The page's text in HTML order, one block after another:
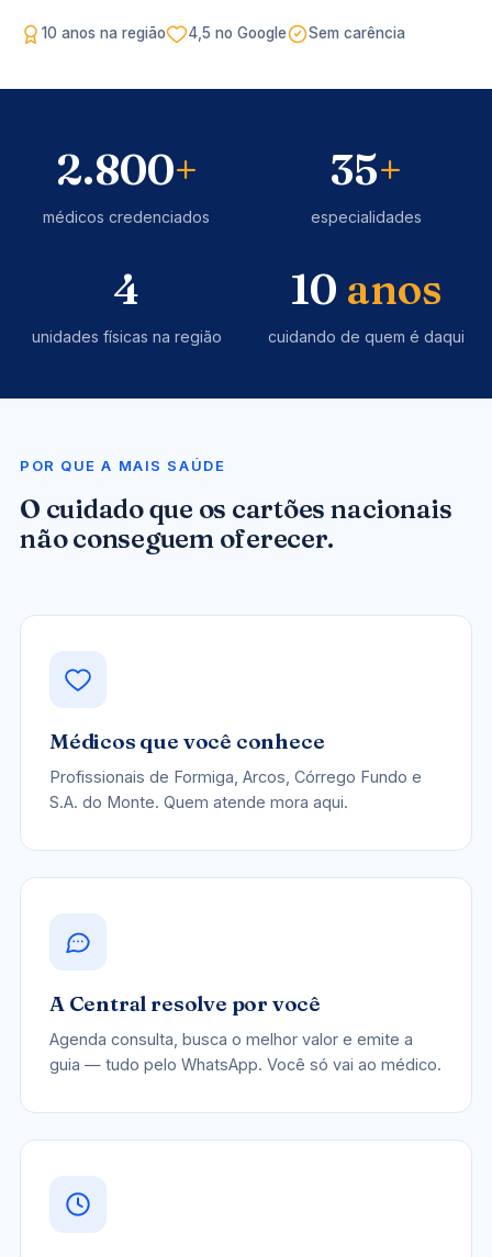
10 anos na região 4,5 no Google Sem carência
Central Mais Saúde · resposta em 5 min
2.800+
médicos credenciados
35+
especialidades
4
unidades físicas na região
10 anos
cuidando de quem é daqui
POR QUE A MAIS SAÚDE
O cuidado que os cartões nacionais
não conseguem oferecer.
Médicos que você conhece
Profissionais de Formiga, Arcos, Córrego Fundo e
S.A. do Monte. Quem atende mora aqui.
A Central resolve por você
Agenda consulta, busca o melhor valor e emite a
guia — tudo pelo WhatsApp. Você só vai ao médico.